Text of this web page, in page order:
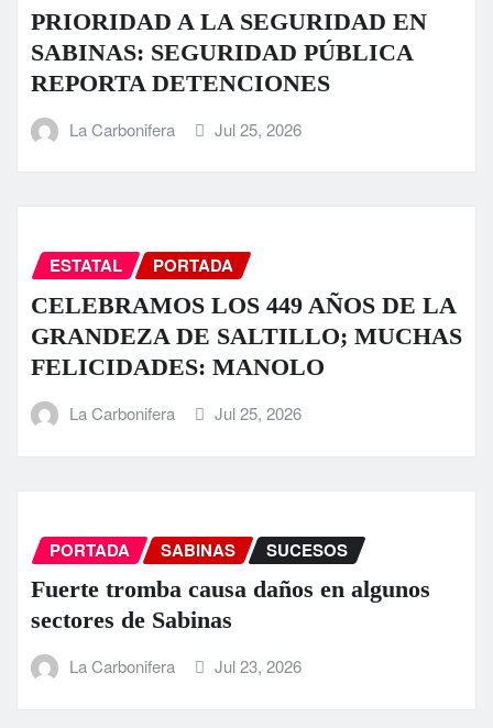
PRIORIDAD A LA SEGURIDAD EN
SABINAS: SEGURIDAD PÚBLICA
REPORTA DETENCIONES
La Carbonifera Jul 25, 2026
ESTATAL PORTADA
CELEBRAMOS LOS 449 AÑOS DE LA
GRANDEZA DE SALTILLO; MUCHAS
FELICIDADES: MANOLO
La Carbonifera Jul 25, 2026
PORTADA SABINAS SUCESOS
Fuerte tromba causa daños en algunos
sectores de Sabinas
La Carbonifera Jul 23, 2026